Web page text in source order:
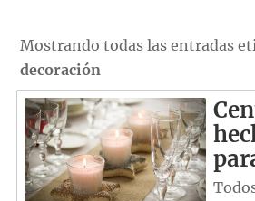
Mostrando todas las entradas
decoración